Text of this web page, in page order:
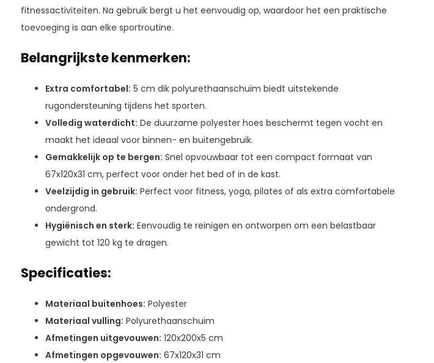
fitnessactiviteiten. Na gebruik bergt u het eenvoudig op, waardoor het een praktische
toevoeging is aan elke sportroutine.
Belangrijkste kenmerken:
Extra comfortabel: 5 cm dik polyurethaanschuim biedt uitstekende
rugondersteuning tijdens het sporten.
Volledig waterdicht: De duurzame polyester hoes beschermt tegen vocht en
maakt het ideaal voor binnen- en buitengebruik.
Gemakkelijk op te bergen: Snel opvouwbaar tot een compact formaat van
67x120x31 cm, perfect voor onder het bed of in de kast.
Veelzijdig in gebruik: Perfect voor fitness, yoga, pilates of als extra comfortabele
ondergrond.
Hygiënisch en sterk: Eenvoudig te reinigen en ontworpen om een belastbaar
gewicht tot 120 kg te dragen.
Specificaties:
Materiaal buitenhoes: Polyester
Materiaal vulling: Polyurethaanschuim
Afmetingen uitgevouwen: 120x200x5 cm
Afmetingen opgevouwen: 67x120x31 cm